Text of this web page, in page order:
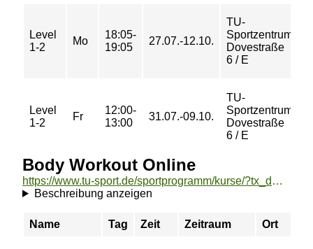
Level
1-2
Mo
18:05-
19:05
27.07.-12.10.
TU-
Sportzentrum
Dovestraße
6 / E
Level
1-2
Fr
12:00-
13:00
31.07.-09.10.
TU-
Sportzentrum
Dovestraße
6 / E
Body Workout Online
https://www.tu-sport.de/sportprogramm/kurse/?tx_dwzeh_courses%5Baction%5D=show&tx_dwzeh_courses%5BsportsDescription%5D=1381&cHash=589a97263ebd9f1ae2a3f45ff800c76a
Beschreibung anzeigen
Name Tag Zeit Zeitraum Ort